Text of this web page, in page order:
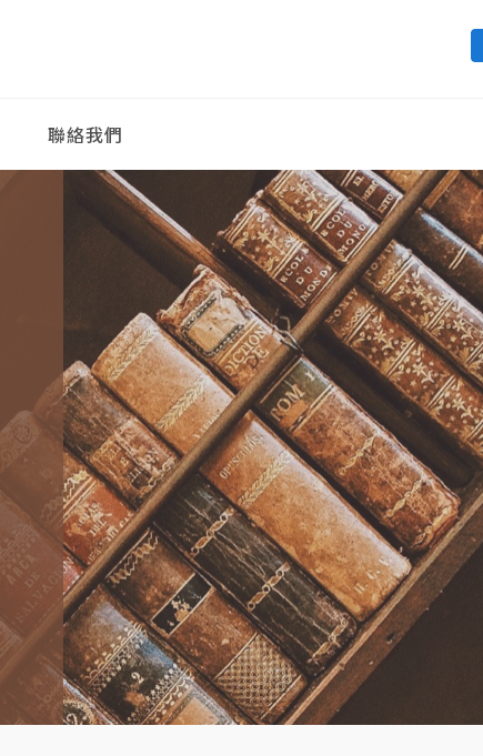
聯絡我們